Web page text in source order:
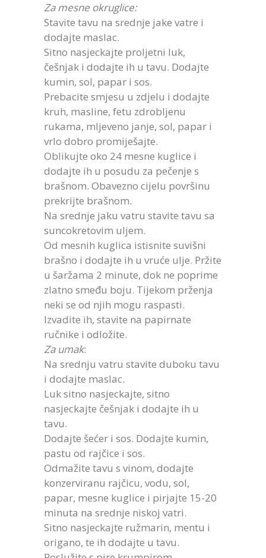
Za mesne okruglice:
Stavite tavu na srednje jake vatre i
dodajte maslac.
Sitno nasjeckajte proljetni luk,
češnjak i dodajte ih u tavu. Dodajte
kumin, sol, papar i sos.
Prebacite smjesu u zdjelu i dodajte
kruh, masline, fetu zdrobljenu
rukama, mljeveno janje, sol, papar i
vrlo dobro promiješajte.
Oblikujte oko 24 mesne kuglice i
dodajte ih u posudu za pečenje s
brašnom. Obavezno cijelu površinu
prekrijte brašnom.
Na srednje jaku vatru stavite tavu sa
suncokretovim uljem.
Od mesnih kuglica istisnite suvišni
brašno i dodajte ih u vruće ulje. Pržite
u šaržama 2 minute, dok ne poprime
zlatno smeđu boju. Tijekom prženja
neki se od njih mogu raspasti.
Izvadite ih, stavite na papirnate
ručnike i odložite.
Za umak:
Na srednju vatru stavite duboku tavu
i dodajte maslac.
Luk sitno nasjeckajte, sitno
nasjeckajte češnjak i dodajte ih u
tavu.
Dodajte šećer i sos. Dodajte kumin,
pastu od rajčice i sos.
Odmažite tavu s vinom, dodajte
konzerviranu rajčicu, vodu, sol,
papar, mesne kuglice i pirjajte 15-20
minuta na srednje niskoj vatri.
Sitno nasjeckajte ružmarin, mentu i
origano, te ih dodajte u tavu.